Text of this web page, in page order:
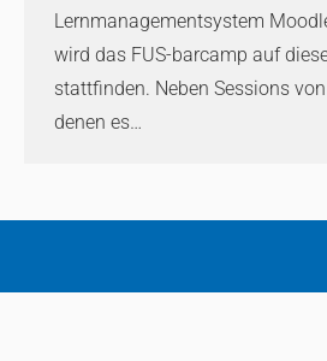
Lernmanagementsystem
wird das FUS-barcamp auf
stattfinden. Neben Sessions
denen es…